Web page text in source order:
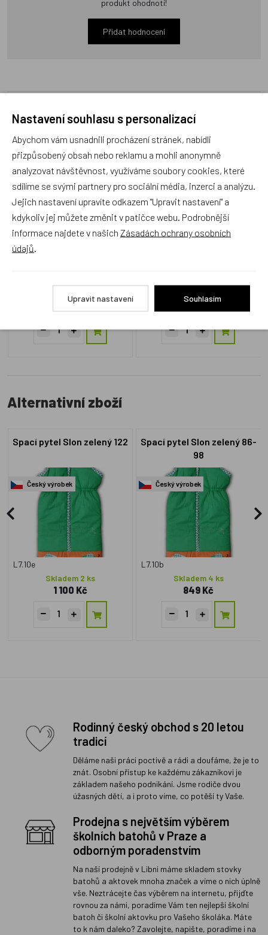
produkt ohodnotí!
Přidat hodnocení
Zboží se stejným motivem
Dětské povlečení Slon
modrý velké
Akce
Český výrobek
Skladem 2 ks
799 Kč
Spací pytel Slon modrý 86-
98
Akce
Český výrobek
Skladem 2 ks
Alternativní zboží
Spací pytel Slon zelený 122
Český výrobek
L7.10e
Skladem 2 ks
1 100 Kč
Spací pytel Slon zelený 86-
98
Český výrobek
L7.10b
Skladem 4 ks
849 Kč
Rodinný český obchod s 20 letou
tradicí
Děláme naši práci poctivě a rádi a doufáme, že je to
znát. Osobní přístup ke každému zákazníkovi je
základem našeho podnikání. Jsme rodiče dvou
úžasných dětí, a i proto víme, co potěší ty Vaše.
Prodejna s největším výběrem
školních batohů v Praze a
odborným poradenstvím
Na naší prodejně v Libni máme skladem stovky
batohů a aktovek mnoha značek a víme o nich úplně
vše. Neztrácejte čas výběrem na internetu, přijďte
rovnou za námi, poradíme Vám ten nejlepší školní
batoh či školní aktovku pro Vašeho školáka. Máte
to k nám daleko? Zavolejte, napište, poradíme i na
Nastavení souhlasu s personalizací
Abychom vám usnadnili procházení stránek, nabídli
přizpůsobený obsah nebo reklamu a mohli anonymně
analyzovat návštěvnost, využíváme soubory cookies, které
sdílíme se svými partnery pro sociální média, inzerci a analýzu.
Jejich nastavení upravíte odkazem "Upravit nastavení" a
kdykoliv jej můžete změnit v patičce webu. Podrobnější
informace najdete v našich Zásadách ochrany osobních
údajů
Upravit nastavení Souhlasím